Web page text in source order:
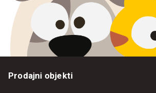
Prodajni objekti